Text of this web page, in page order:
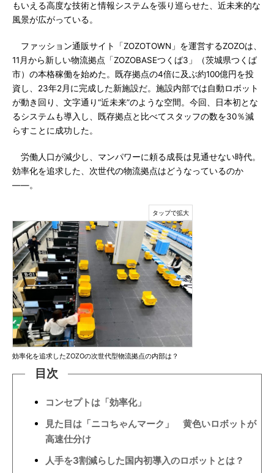
もいえる高度な技術と情報システムを張り巡らせた、近未来的な
風景が広がっている。
ファッション通販サイト「ZOZOTOWN」を運営するZOZOは、
11月から新しい物流拠点「ZOZOBASEつくば3」（茨城県つくば
市）の本格稼働を始めた。既存拠点の4倍に及ぶ約100億円を投
資し、23年2月に完成した新施設だ。施設内部では自動ロボット
が動き回り、文字通り“近未来”のような空間。今回、日本初とな
るシステムも導入し、既存拠点と比べてスタッフの数を30％減
らすことに成功した。
労働人口が減少し、マンパワーに頼る成長は見通せない時代。
効率化を追求した、次世代の物流拠点はどうなっているのか
――。
効率化を追求したZOZOの次世代型物流拠点の内部は？
目次
コンセプトは「効率化」
見た目は「ニコちゃんマーク」 黄色いロボットが
高速仕分け
人手を3割減らした国内初導入のロボットとは？